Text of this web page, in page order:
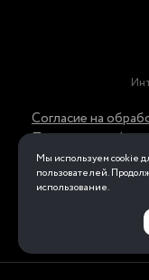
Согласие на
Политика
обработки
Мы используем cookie
пользователей.
использование.